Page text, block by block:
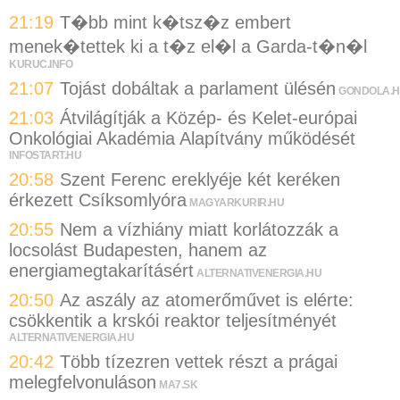
21:19 T�bb mint k�tsz�z embert
menek�tettek ki a t�z el�l a Garda-t�n�l
KURUC.INFO
21:07 Tojást dobáltak a parlament ülésén
21:03 Átvilágítják a Közép- és Kelet-európai
Onkológiai Akadémia Alapítvány működését
INFOSTART.HU
20:58 Szent Ferenc ereklyéje két keréken
érkezett Csíksomlyóra MAGYARKURIR.HU
20:55 Nem a vízhiány miatt korlátozzák a
locsolást Budapesten, hanem az
energiamegtakarításért ALTERNATIVENERGIA.HU
20:50 Az aszály az atomerőművet is elérte:
csökkentik a krskói reaktor teljesítményét
ALTERNATIVENERGIA.HU
20:42 Több tízezren vettek részt a prágai
melegfelvonuláson MA7.SK